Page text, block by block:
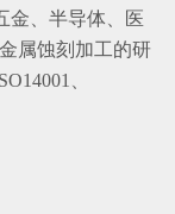
金、半导体、医
属蚀刻加工的研
、